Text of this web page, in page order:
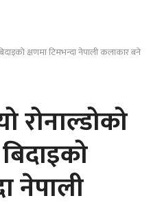
क्षणमा टिमभन्दा नेपाली कलाकार बने
नेपाली